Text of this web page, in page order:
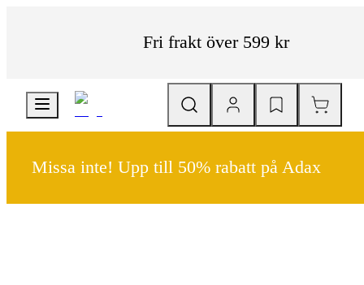
Fri frakt över 599 kr
Missa inte! Upp till 50% rabatt på Adax